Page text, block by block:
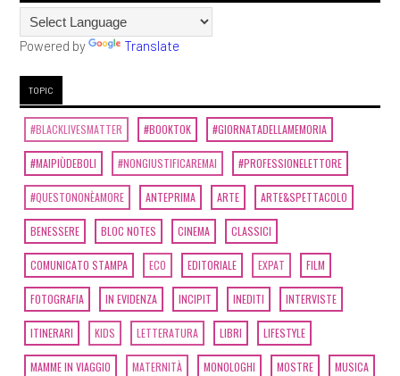
Powered by Translate
TOPIC
#BLACKLIVESMATTER #BOOKTOK #GIORNATADELLAMEMORIA
#MAIPIÙDEBOLI #NONGIUSTIFICAREMAI #PROFESSIONELETTORE
#QUESTONONÈAMORE ANTEPRIMA ARTE ARTE&SPETTACOLO
BENESSERE BLOC NOTES CINEMA CLASSICI
COMUNICATO STAMPA ECO EDITORIALE EXPAT FILM
FOTOGRAFIA IN EVIDENZA INCIPIT INEDITI INTERVISTE
ITINERARI KIDS LETTERATURA LIBRI LIFESTYLE
MAMME IN VIAGGIO MATERNITÀ MONOLOGHI MOSTRE MUSICA